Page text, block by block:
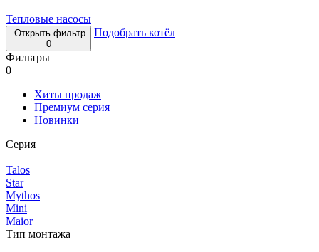
Тепловые насосы
Открыть фильтр
0
Подобрать котёл
Фильтры
0
Хиты продаж
Премиум серия
Новинки
Серия
Talos
Star
Mythos
Mini
Maior
Тип монтажа